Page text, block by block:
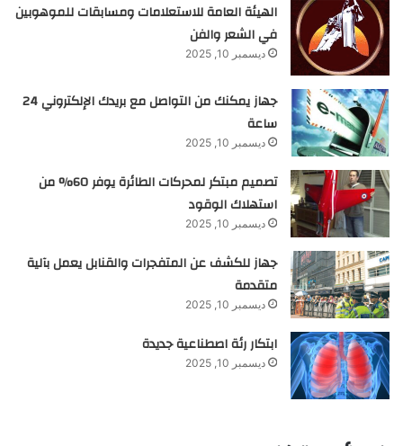
الهيئة العامة للاستعلامات ومسابقات للموهوبين
في الشعر والفن
ديسمبر 10, 2025
جهاز يمكنك من التواصل مع بريدك الإلكتروني 24
ساعة
ديسمبر 10, 2025
تصميم مبتكر لمحركات الطائرة يوفر 60% من
استهلاك الوقود
ديسمبر 10, 2025
جهاز للكشف عن المتفجرات والقنابل يعمل بآلية
متقدمة
ديسمبر 10, 2025
ابتكار رئة اصطناعية جديدة
ديسمبر 10, 2025